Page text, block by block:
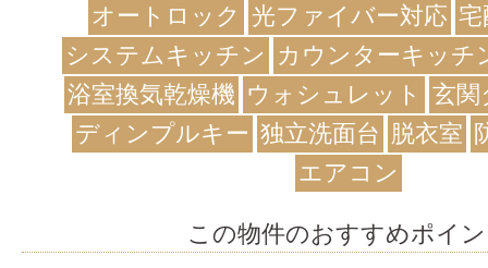
オートロック
光ファイバー対応
システムキッチン
カウンターキッチ
浴室換気乾燥機 ウォシュレット
玄関
ディンプルキー 独立洗面台 脱衣室
エアコン
この物件のおすすめポイ